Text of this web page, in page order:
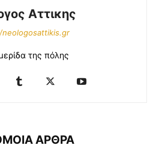
Αττικης
της πόλης
ΑΡΘΡΑ